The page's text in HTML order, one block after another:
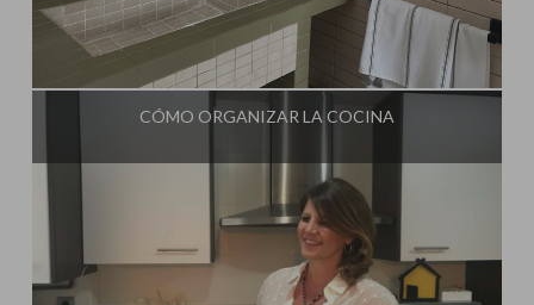
Influencer: Mimo de Mami
CÓMO ORGANIZAR LA COCINA